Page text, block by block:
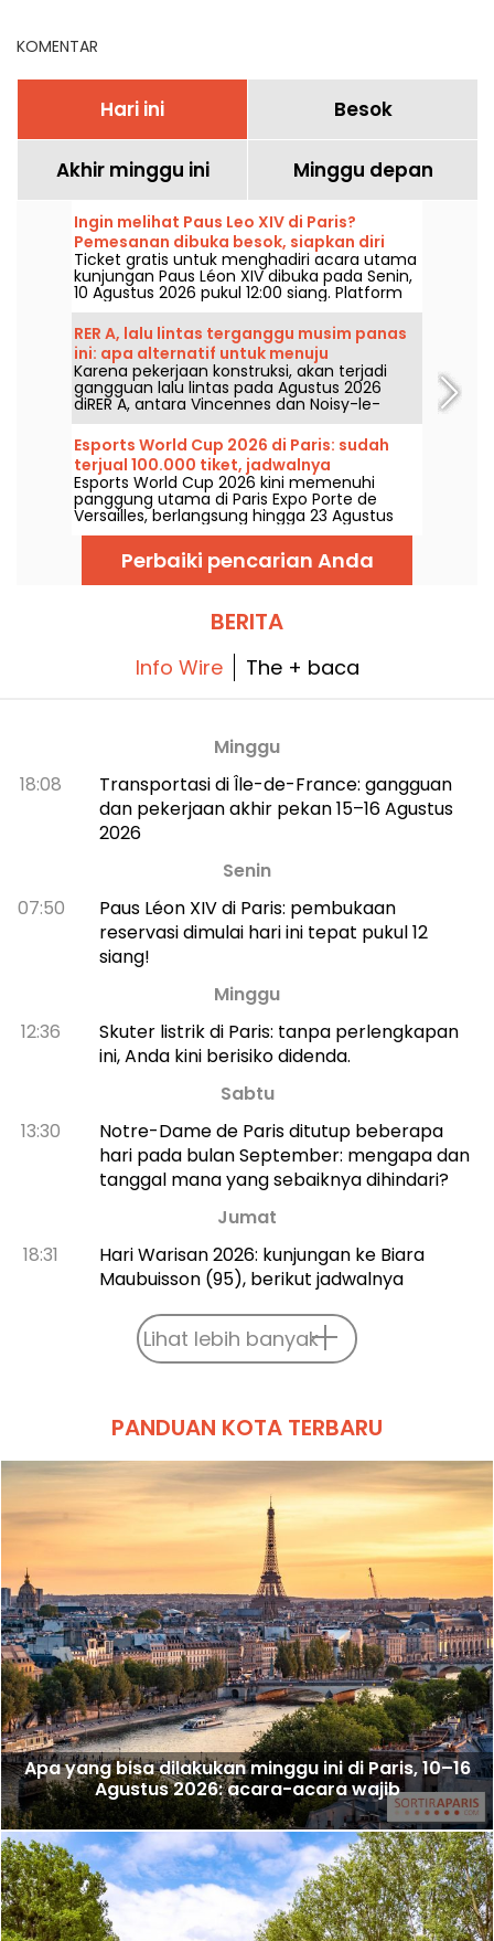
KOMENTAR
Hari ini Besok
Akhir minggu ini Minggu depan
Ingin melihat Paus Leo XIV di Paris?
Pemesanan dibuka besok, siapkan diri
Anda!
Ticket gratis untuk menghadiri acara utama
kunjungan Paus Léon XIV dibuka pada Senin,
10 Agustus 2026 pukul 12:00 siang. Platform
pendaftaran, konfirmasi, dan akses tanpa
reservasi: inilah yang perlu Anda ketahui
sebelum mencoba mendapatkan tempat.
RER A, lalu lintas terganggu musim panas
ini: apa alternatif untuk menuju
Disneyland Paris?
Karena pekerjaan konstruksi, akan terjadi
gangguan lalu lintas pada Agustus 2026
diRER A, antara Vincennes dan Noisy-le-
Grand Mont d'Est. Lalu, apa saja alternatif
transportasi umum untuk menuju taman
Disneyland Paris? Kami jawab untuk Anda.
Esports World Cup 2026 di Paris: sudah
terjual 100.000 tiket, jadwalnya
Esports World Cup 2026 kini memenuhi
panggung utama di Paris Expo Porte de
Versailles, berlangsung hingga 23 Agustus
2026. Pada konferensi pers hari Rabu, 8 Juli,
penyelenggara mengumumkan sudah
terjual 100.000 tiket untuk edisi perdana kali
ini di luar Arab Saudi. Kita rangkum apa yang
Perbaiki pencarian Anda
BERITA
Info Wire The + baca
Minggu
18:08
Transportasi di Île-de-France: gangguan
dan pekerjaan akhir pekan 15–16 Agustus
2026
Senin
07:50
Paus Léon XIV di Paris: pembukaan
reservasi dimulai hari ini tepat pukul 12
siang!
Minggu
12:36
Skuter listrik di Paris: tanpa perlengkapan
ini, Anda kini berisiko didenda.
Sabtu
13:30
Notre-Dame de Paris ditutup beberapa
hari pada bulan September: mengapa dan
tanggal mana yang sebaiknya dihindari?
Jumat
18:31
Hari Warisan 2026: kunjungan ke Biara
Maubuisson (95), berikut jadwalnya
Lihat lebih banyak
PANDUAN KOTA TERBARU
Apa yang bisa dilakukan minggu ini di Paris, 10–16
Agustus 2026: acara-acara wajib